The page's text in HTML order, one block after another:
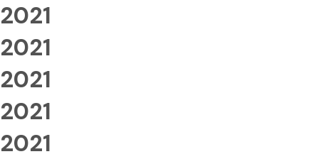
2021
2021
2021
2021
2021